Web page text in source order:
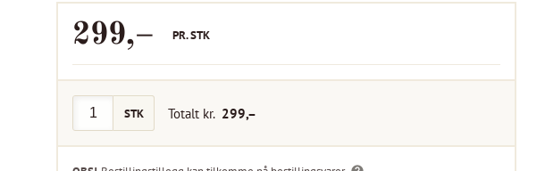
299,– PR.STK
STK Totalt kr. 299,–